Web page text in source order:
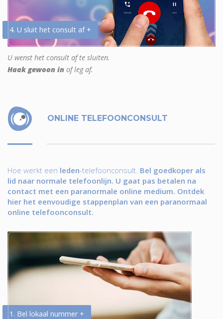
4. U sluit het consult af +
U wenst het consult af te sluiten.
Haak gewoon in of leg af.
ONLINE TELEFOONCONSULT
Hoe werkt een leden-telefoonconsult. Bel goedkoper als
lid naar normale telefoonlijn. U gaat pas betalen na
contact met een paranormale online medium. Ontdek
hier het eenvoudige stappenplan van een paranormaal
online telefoonconsult.
1. Bel lokaal nummer +